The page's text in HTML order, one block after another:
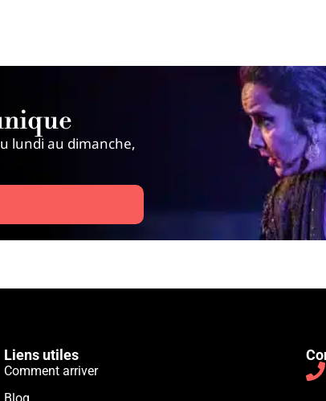
lundi au dimanche,
Liens utiles
Comment arriver